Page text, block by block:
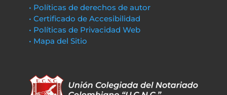
• Políticas de derechos de autor
• Certificado de Accesibilidad
• Políticas de Privacidad Web
• Mapa del Sitio